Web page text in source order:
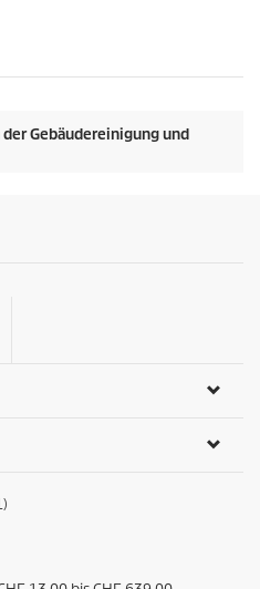
Gebäudereinigung und